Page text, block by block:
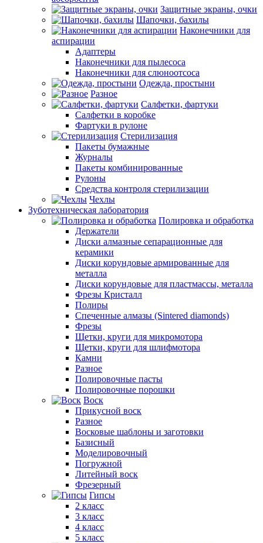
Защитные экраны, очки
Шапочки, бахилы
Наконечники для
аспирации
Адаптеры
Наконечники для пылесоса
Наконечники для слюноотсоса
Одежда, простыни
Разное
Салфетки, фартуки
Салфетки в коробке
Фартуки в рулоне
Стерилизация
Пакеты бумажные
Журналы
Пакеты комбинированные
Рулоны
Средства контроля стерилизации
Чехлы
Зуботехническая лаборатория
Полировка и обработка
Держатели
Диски алмазные сепарационные для
керамики
Диски корундовые армированные для
металла
Диски корундовые для пластмассы, металла
Фрезы Кристалл
Полиры
Спеченные алмазы (Sintered diamonds)
Фрезы
Щетки, круги для микромотора
Щетки, круги для шлифмотора
Камни
Разное
Полировочные пасты
Полировочные порошки
Воск
Прикусной воск
Разное
Восковые шаблоны и заготовки
Базисный
Моделировочный
Погружной
Литейный воск
Фрезерный
Гипсы
2 класс
3 класс
4 класс
5 класс